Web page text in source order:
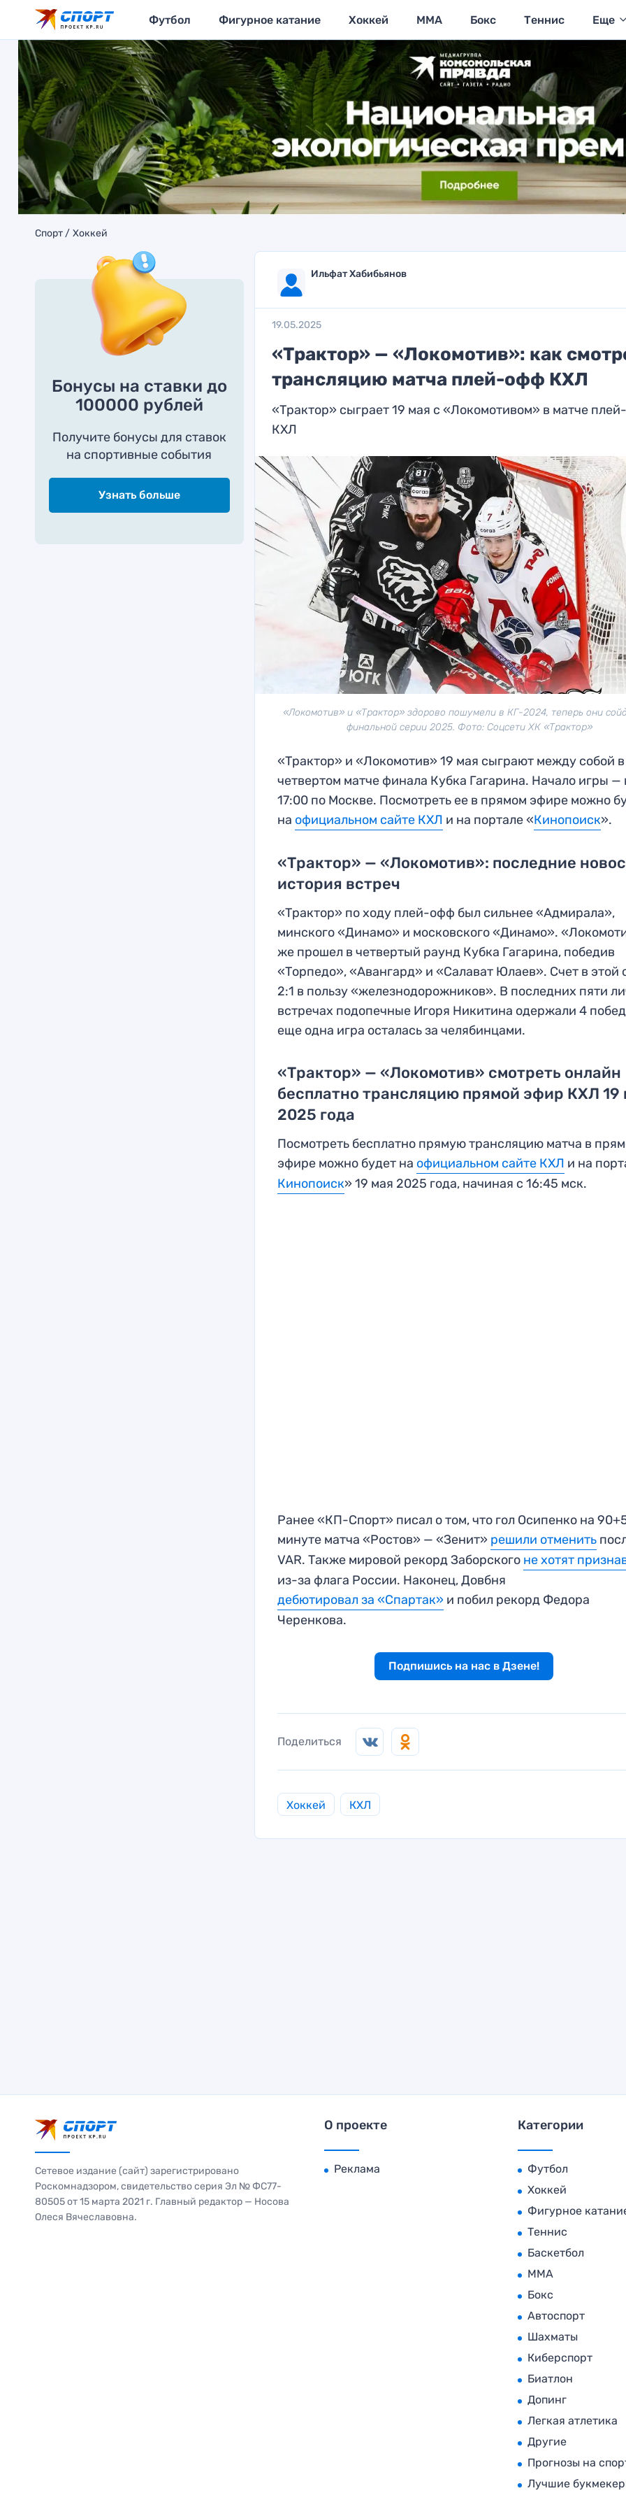
Футбол Фигурное катание Хоккей MMA Бокс Теннис Еще
Спорт Хоккей
Бонусы на ставки до
100000 рублей
Получите бонусы для ставок
на спортивные события
Узнать больше
Ильфат Хабибьянов
19.05.2025
«Трактор» — «Локомотив»: как
трансляцию матча плей-офф КХЛ
«Трактор» сыграет 19 мая с «Локомотивом» в матче
КХЛ
«Локомотив» и «Трактор» здорово пошумели в КГ-2024, теперь они
финальной серии 2025. Фото: Соцсети ХК «Трактор»
«Трактор» и «Локомотив» 19 мая сыграют между собой в
четвертом матче финала Кубка Гагарина. Начало игры —
17:00 по Москве. Посмотреть ее в прямом эфире можно
на официальном сайте КХЛ и на портале «Кинопоиск».
«Трактор» — «Локомотив»: последние
история встреч
«Трактор» по ходу плей-офф был сильнее «Адмирала»,
минского «Динамо» и московского «Динамо».
же прошел в четвертый раунд Кубка Гагарина, победив
«Торпедо», «Авангард» и «Салават Юлаев». Счет в этой
2:1 в пользу «железнодорожников». В последних пяти
встречах подопечные Игоря Никитина одержали 4
еще одна игра осталась за челябинцами.
«Трактор» — «Локомотив» смотреть онлайн
бесплатно трансляцию прямой эфир КХЛ 19
2025 года
Посмотреть бесплатно прямую трансляцию матча в
эфире можно будет на официальном сайте КХЛ и на
Кинопоиск» 19 мая 2025 года, начиная с 16:45 мск.
Ранее «КП-Спорт» писал о том, что гол Осипенко на
минуте матча «Ростов» — «Зенит» решили отменить
VAR. Также мировой рекорд Заборского не хотят
из-за флага России. Наконец, Довбня
дебютировал за «Спартак» и побил рекорд Федора
Черенкова.
Подпишись на нас в Дзене!
Поделиться
Хоккей КХЛ
Сетевое издание (сайт) зарегистрировано
Роскомнадзором, свидетельство серия Эл № ФС77-
80505 от 15 марта 2021 г. Главный редактор — Носова
Олеся Вячеславовна.
О проекте
Реклама
Категории
Футбол
Хоккей
Фигурное
Теннис
Баскетбол
MMA
Бокс
Автоспорт
Шахматы
Киберспорт
Биатлон
Допинг
Легкая атлетика
Другие
Прогнозы на
Лучшие